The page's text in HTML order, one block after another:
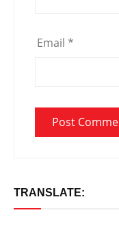
Email *
TRANSLATE: